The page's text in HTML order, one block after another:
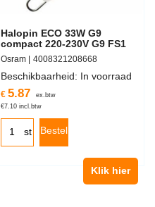
Halopin ECO 33W G9
compact 220-230V G9 FS1
€ 5.87
ex.btw
€7.10 incl.btw
Osram 4008321208668
Beschikbaarheid: In voorraad
st Bestel
Klik hier